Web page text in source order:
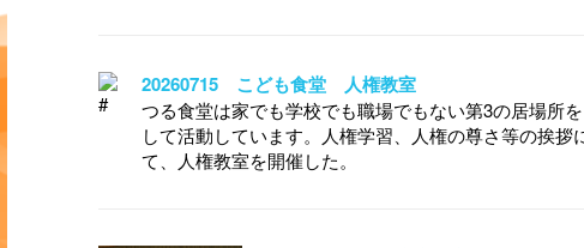
20260715 こども食堂 人権教室
つる食堂は家でも学校でも職場でもない第3の居場所
して活動しています。人権学習、人権の尊さ等の挨拶
て、人権教室を開催した。